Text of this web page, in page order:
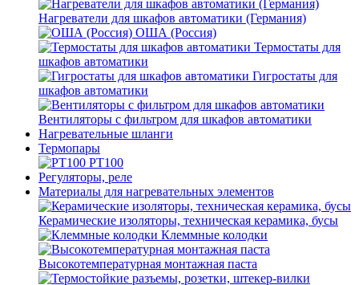
Нагреватели для шкафов автоматики (Германия)
ОША (Россия)
Термостаты для
шкафов автоматики
Гигростаты для
шкафов автоматики
Вентиляторы с фильтром для шкафов автоматики
Нагревательные шланги
Термопары
PT100
Регуляторы, реле
Материалы для нагревательных элементов
Керамические изоляторы, техническая керамика, бусы
Клеммные колодки
Высокотемпературная монтажная паста